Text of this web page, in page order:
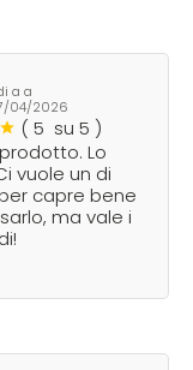
Scents
TEEZER
a a
04/2026
( 5 su 5 )
Lo
vuole un di
capre bene
ma vale i